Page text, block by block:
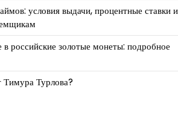
условия выдачи, процентные ставки и
в российские золотые монеты: подробное
Турлова?